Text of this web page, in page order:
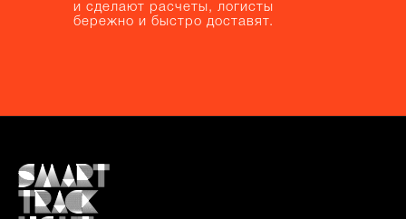
и сделают расчеты, логисты
бережно и быстро доставят.
и сделают расчеты, логисты
бережно и быстро доставят.